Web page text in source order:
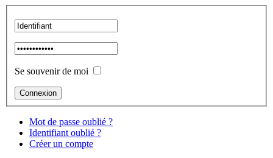
Se souvenir de moi
Mot de passe oublié ?
Identifiant oublié ?
Créer un compte